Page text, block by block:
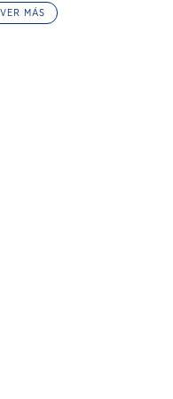
VER MÁS